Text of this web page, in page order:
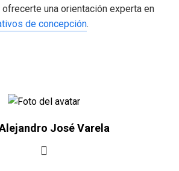
una orientación experta en
de concepción.
José Varela